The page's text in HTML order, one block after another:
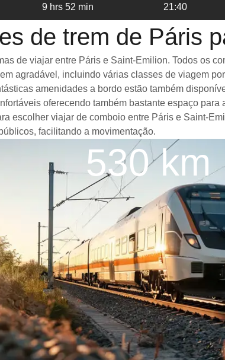
9 hrs 52 min 21:40
de trem de Páris
de viajar entre Páris e Saint-Emilion. Todos os
agradável, incluindo várias classes de viagem
amenidades a bordo estão também
oferecendo também bastante espaço
escolher viajar de comboio entre Páris e Saint-
facilitando a movimentação.
530 km